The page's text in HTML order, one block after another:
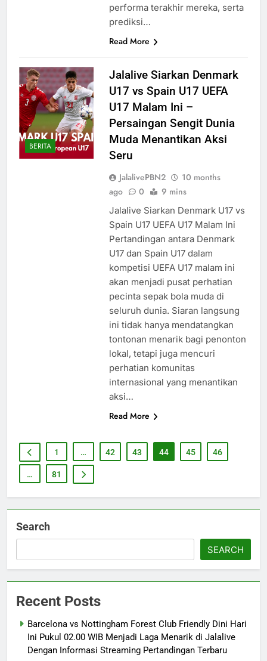
performa terakhir mereka, serta
prediksi…
Read More
BERITA
Jalalive Siarkan Denmark
U17 vs Spain U17 UEFA
U17 Malam Ini –
Persaingan Sengit Dunia
Muda Menantikan Aksi
Seru
JalalivePBN2
10 months
ago
0 9 mins
Jalalive Siarkan Denmark U17 vs
Spain U17 UEFA U17 Malam Ini
Pertandingan antara Denmark
U17 dan Spain U17 dalam
kompetisi UEFA U17 malam ini
akan menjadi pusat perhatian
pecinta sepak bola muda di
seluruh dunia. Siaran langsung
ini tidak hanya mendatangkan
tontonan menarik bagi penonton
lokal, tetapi juga mencuri
perhatian komunitas
internasional yang menantikan
aksi…
Read More
1 … 42 43 44 45 46
… 81
Search
SEARCH
Recent Posts
Barcelona vs Nottingham Forest Club Friendly Dini Hari
Ini Pukul 02.00 WIB Menjadi Laga Menarik di Jalalive
Dengan Informasi Streaming Pertandingan Terbaru